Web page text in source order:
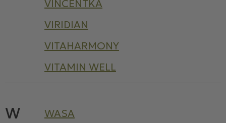
VINCENTKA
VIRIDIAN
VITAHARMONY
VITAMIN WELL
W WASA